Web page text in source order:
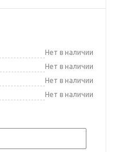
Нет в наличии
Нет в наличии
Нет в наличии
Нет в наличии